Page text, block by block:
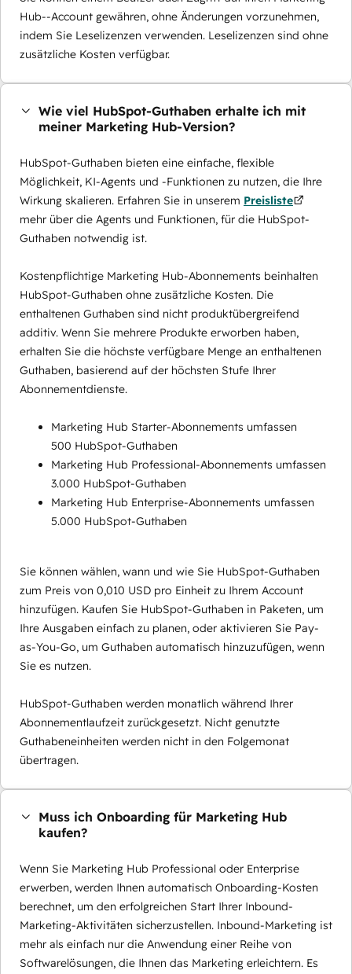
Hub--Account gewähren, ohne Änderungen vorzunehmen,
indem Sie Leselizenzen verwenden. Leselizenzen sind ohne
zusätzliche Kosten verfügbar.
Wie viel HubSpot-Guthaben erhalte ich mit
meiner Marketing Hub-Version?
HubSpot-Guthaben bieten eine einfache, flexible
Möglichkeit, KI-Agents und -Funktionen zu nutzen, die Ihre
Wirkung skalieren. Erfahren Sie in unserem Preisliste
mehr über die Agents und Funktionen, für die HubSpot-
Guthaben notwendig ist.
Kostenpflichtige Marketing Hub-Abonnements beinhalten
HubSpot-Guthaben ohne zusätzliche Kosten. Die
enthaltenen Guthaben sind nicht produktübergreifend
additiv. Wenn Sie mehrere Produkte erworben haben,
erhalten Sie die höchste verfügbare Menge an enthaltenen
Guthaben, basierend auf der höchsten Stufe Ihrer
Abonnementdienste.
Marketing Hub Starter-Abonnements umfassen
500 HubSpot-Guthaben
Marketing Hub Professional-Abonnements umfassen
3.000 HubSpot-Guthaben
Marketing Hub Enterprise-Abonnements umfassen
5.000 HubSpot-Guthaben
Sie können wählen, wann und wie Sie HubSpot-Guthaben
zum Preis von 0,010 USD pro Einheit zu Ihrem Account
hinzufügen. Kaufen Sie HubSpot-Guthaben in Paketen, um
Ihre Ausgaben einfach zu planen, oder aktivieren Sie Pay-
as-You-Go, um Guthaben automatisch hinzuzufügen, wenn
Sie es nutzen.
HubSpot-Guthaben werden monatlich während Ihrer
Abonnementlaufzeit zurückgesetzt. Nicht genutzte
Guthabeneinheiten werden nicht in den Folgemonat
übertragen.
Muss ich Onboarding für Marketing Hub
kaufen?
Wenn Sie Marketing Hub Professional oder Enterprise
erwerben, werden Ihnen automatisch Onboarding-Kosten
berechnet, um den erfolgreichen Start Ihrer Inbound-
Marketing-Aktivitäten sicherzustellen. Inbound-Marketing ist
mehr als einfach nur die Anwendung einer Reihe von
Softwarelösungen, die Ihnen das Marketing erleichtern. Es